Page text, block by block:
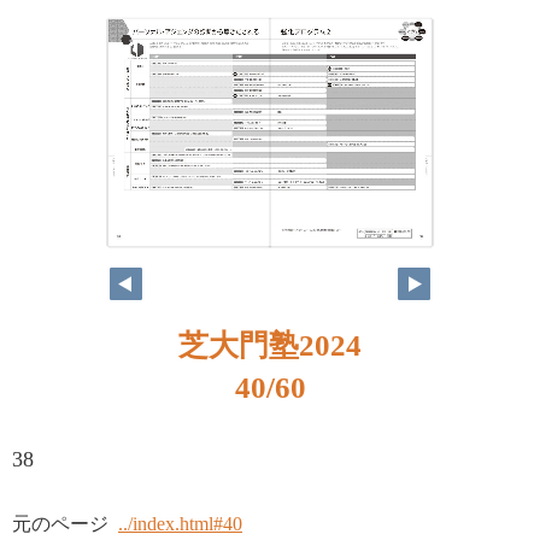
芝大門塾2024
40/60
38
元のページ ../index.html#40